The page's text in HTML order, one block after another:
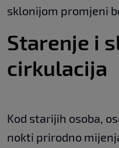
sklonijom promjeni
Starenje i
cirkulacija
Kod starijih osoba,
nokti prirodno